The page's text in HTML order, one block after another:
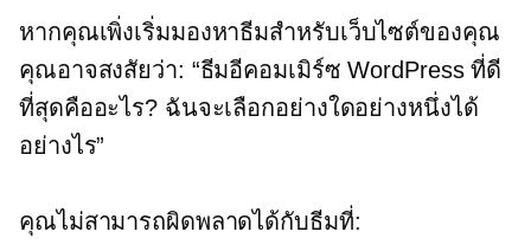
หากคุณเพิ่งเริ่มมองหาธีมสำหรับเว็บไซต์ของคุณ
คุณอาจสงสัยว่า: “ธีมอีคอมเมิร์ซ WordPress ที่ดี
ที่สุดคืออะไร? ฉันจะเลือกอย่างใดอย่างหนึ่งได้
อย่างไร”
คุณไม่สามารถผิดพลาดได้กับธีมที่: